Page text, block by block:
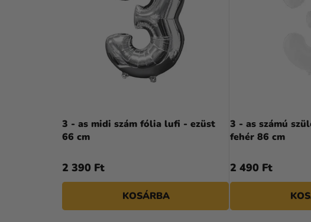
E
L
L
I
S
T
Á
3 - as midi szám fólia lufi - ezüst
66 cm
2 390 Ft
KOSÁRBA
3 - as számú
fehér 86 cm
2 490 Ft